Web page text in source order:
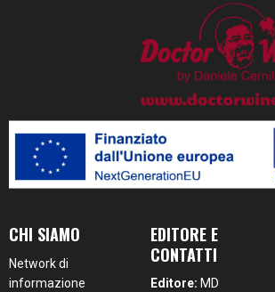
CHI SIAMO
Network di
informazione
EDITORE E
CONTATTI
Editore: MD